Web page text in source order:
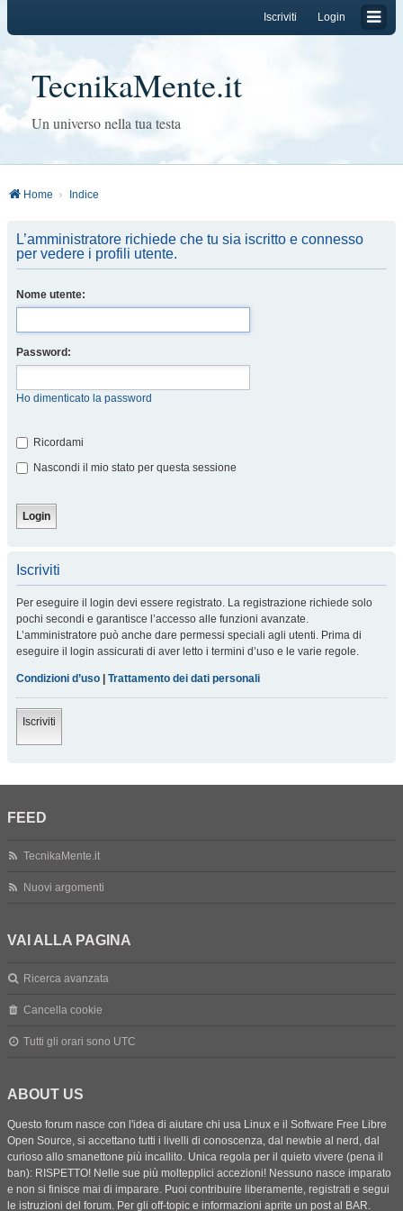
Login
Iscriviti
TecnikaMente.it
Un universo nella tua testa
Home Indice
L’amministratore richiede che tu sia iscritto e connesso
per vedere i profili utente.
Nome utente:
Password:
Ho dimenticato la password
Ricordami
Nascondi il mio stato per questa sessione
Iscriviti
Per eseguire il login devi essere registrato. La registrazione richiede solo
pochi secondi e garantisce l’accesso alle funzioni avanzate.
L’amministratore può anche dare permessi speciali agli utenti. Prima di
eseguire il login assicurati di aver letto i termini d’uso e le varie regole.
Condizioni d’uso Trattamento dei dati personali
Iscriviti
FEED
TecnikaMente.it
Nuovi argomenti
VAI ALLA PAGINA
Ricerca avanzata
Cancella cookie
Tutti gli orari sono UTC
ABOUT US
Questo forum nasce con l'idea di aiutare chi usa Linux e il Software Free Libre
Open Source, si accettano tutti i livelli di conoscenza, dal newbie al nerd, dal
curioso allo smanettone più incallito. Unica regola per il quieto vivere (pena il
ban): RISPETTO! Nelle sue più moltepplici accezioni! Nessuno nasce imparato
e non si finisce mai di imparare. Puoi contribuire liberamente, registrati e segui
le istruzioni del forum. Per gli off-topic e informazioni aprite un post al BAR.